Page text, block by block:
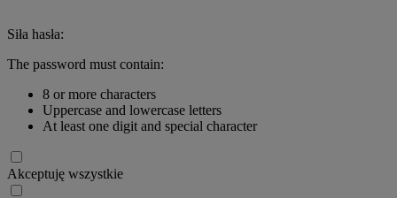
Siła hasła:
The password must contain:
8 or more characters
Uppercase and lowercase letters
At least one digit and special character
Akceptuję wszystkie